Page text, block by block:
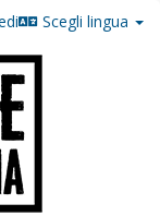
Scegli lingua